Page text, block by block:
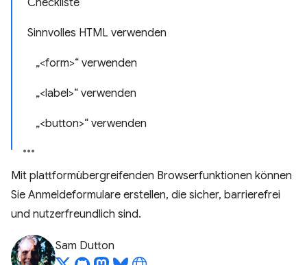
Checkliste
Sinnvolles HTML verwenden
„<form>“ verwenden
„<label>“ verwenden
„<button>“ verwenden
Mit plattformübergreifenden Browserfunktionen können
Sie Anmeldeformulare erstellen, die sicher, barrierefrei
und nutzerfreundlich sind.
Sam Dutton